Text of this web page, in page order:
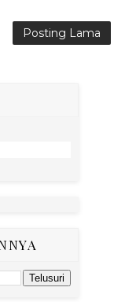
Posting Lama